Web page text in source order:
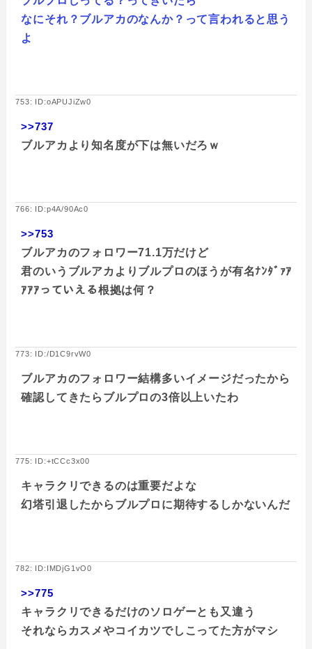
なにそれ？ブルアカのなんか？って言われると思う
よ
753: ID:oAPUJiZw0
>>737
ブルアカより知名度が下は無いだろｗ
766: ID:p4A/90Ac0
>>753
ブルアカのフォロワー71.1万だけど
君のいうブルアカよりブルプロのほうが有名ﾅﾝﾀﾞｧｱ
ｱｱｱっていえる根拠は何？
773: ID:/D1C9rvW0
ブルアカのフォロワー結構多いイメージだったから
確認してきたらブルプロの3倍以上いたわ
775: ID:+tCCc3x00
キャラクリできるのは重要だよな
幻塔引退したからブルプロに期待するしかないんだ
782: ID:IMDjG1vO0
>>775
キャラクリできるだけのソロゲーとも又違う
それならカスメやコイカツでしこってた方がマシ